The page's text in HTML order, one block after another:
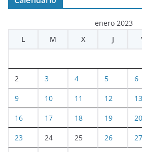
enero 2023
L
M X J
2 3 4 5 6
9 10 11 12 13
16 17 18 19 20
23 24 25 26 27